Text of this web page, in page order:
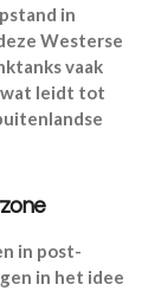
in
Westerse
vaak
wat leidt tot
in post-
in het idee